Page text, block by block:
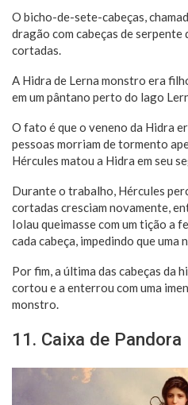
O bicho-de-sete-cabeças,
dragão com cabeças de serpente
cortadas.
A Hidra de Lerna monstro era
em um pântano perto do lago
O fato é que o veneno da Hidra
pessoas morriam de tormento
Hércules matou a Hidra em seu
Durante o trabalho, Hércules
cortadas cresciam novamente,
Iolau queimasse com um tição a
cada cabeça, impedindo que uma
Por fim, a última das cabeças da
cortou e a enterrou com uma
monstro.
11. Caixa de Pandora